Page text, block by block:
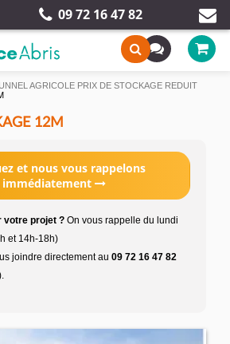
09 72 16 47 82
AGRICOLE PRIX DE STOCKAGE REDUIT
12M
et nous vous rappelons
immédiatement
votre projet ? On vous rappelle du lundi
et 14h-18h)
joindre directement au 09 72 16 47 82